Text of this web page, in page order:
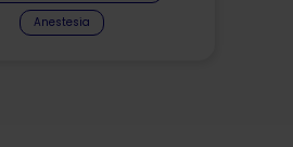
Anestesia